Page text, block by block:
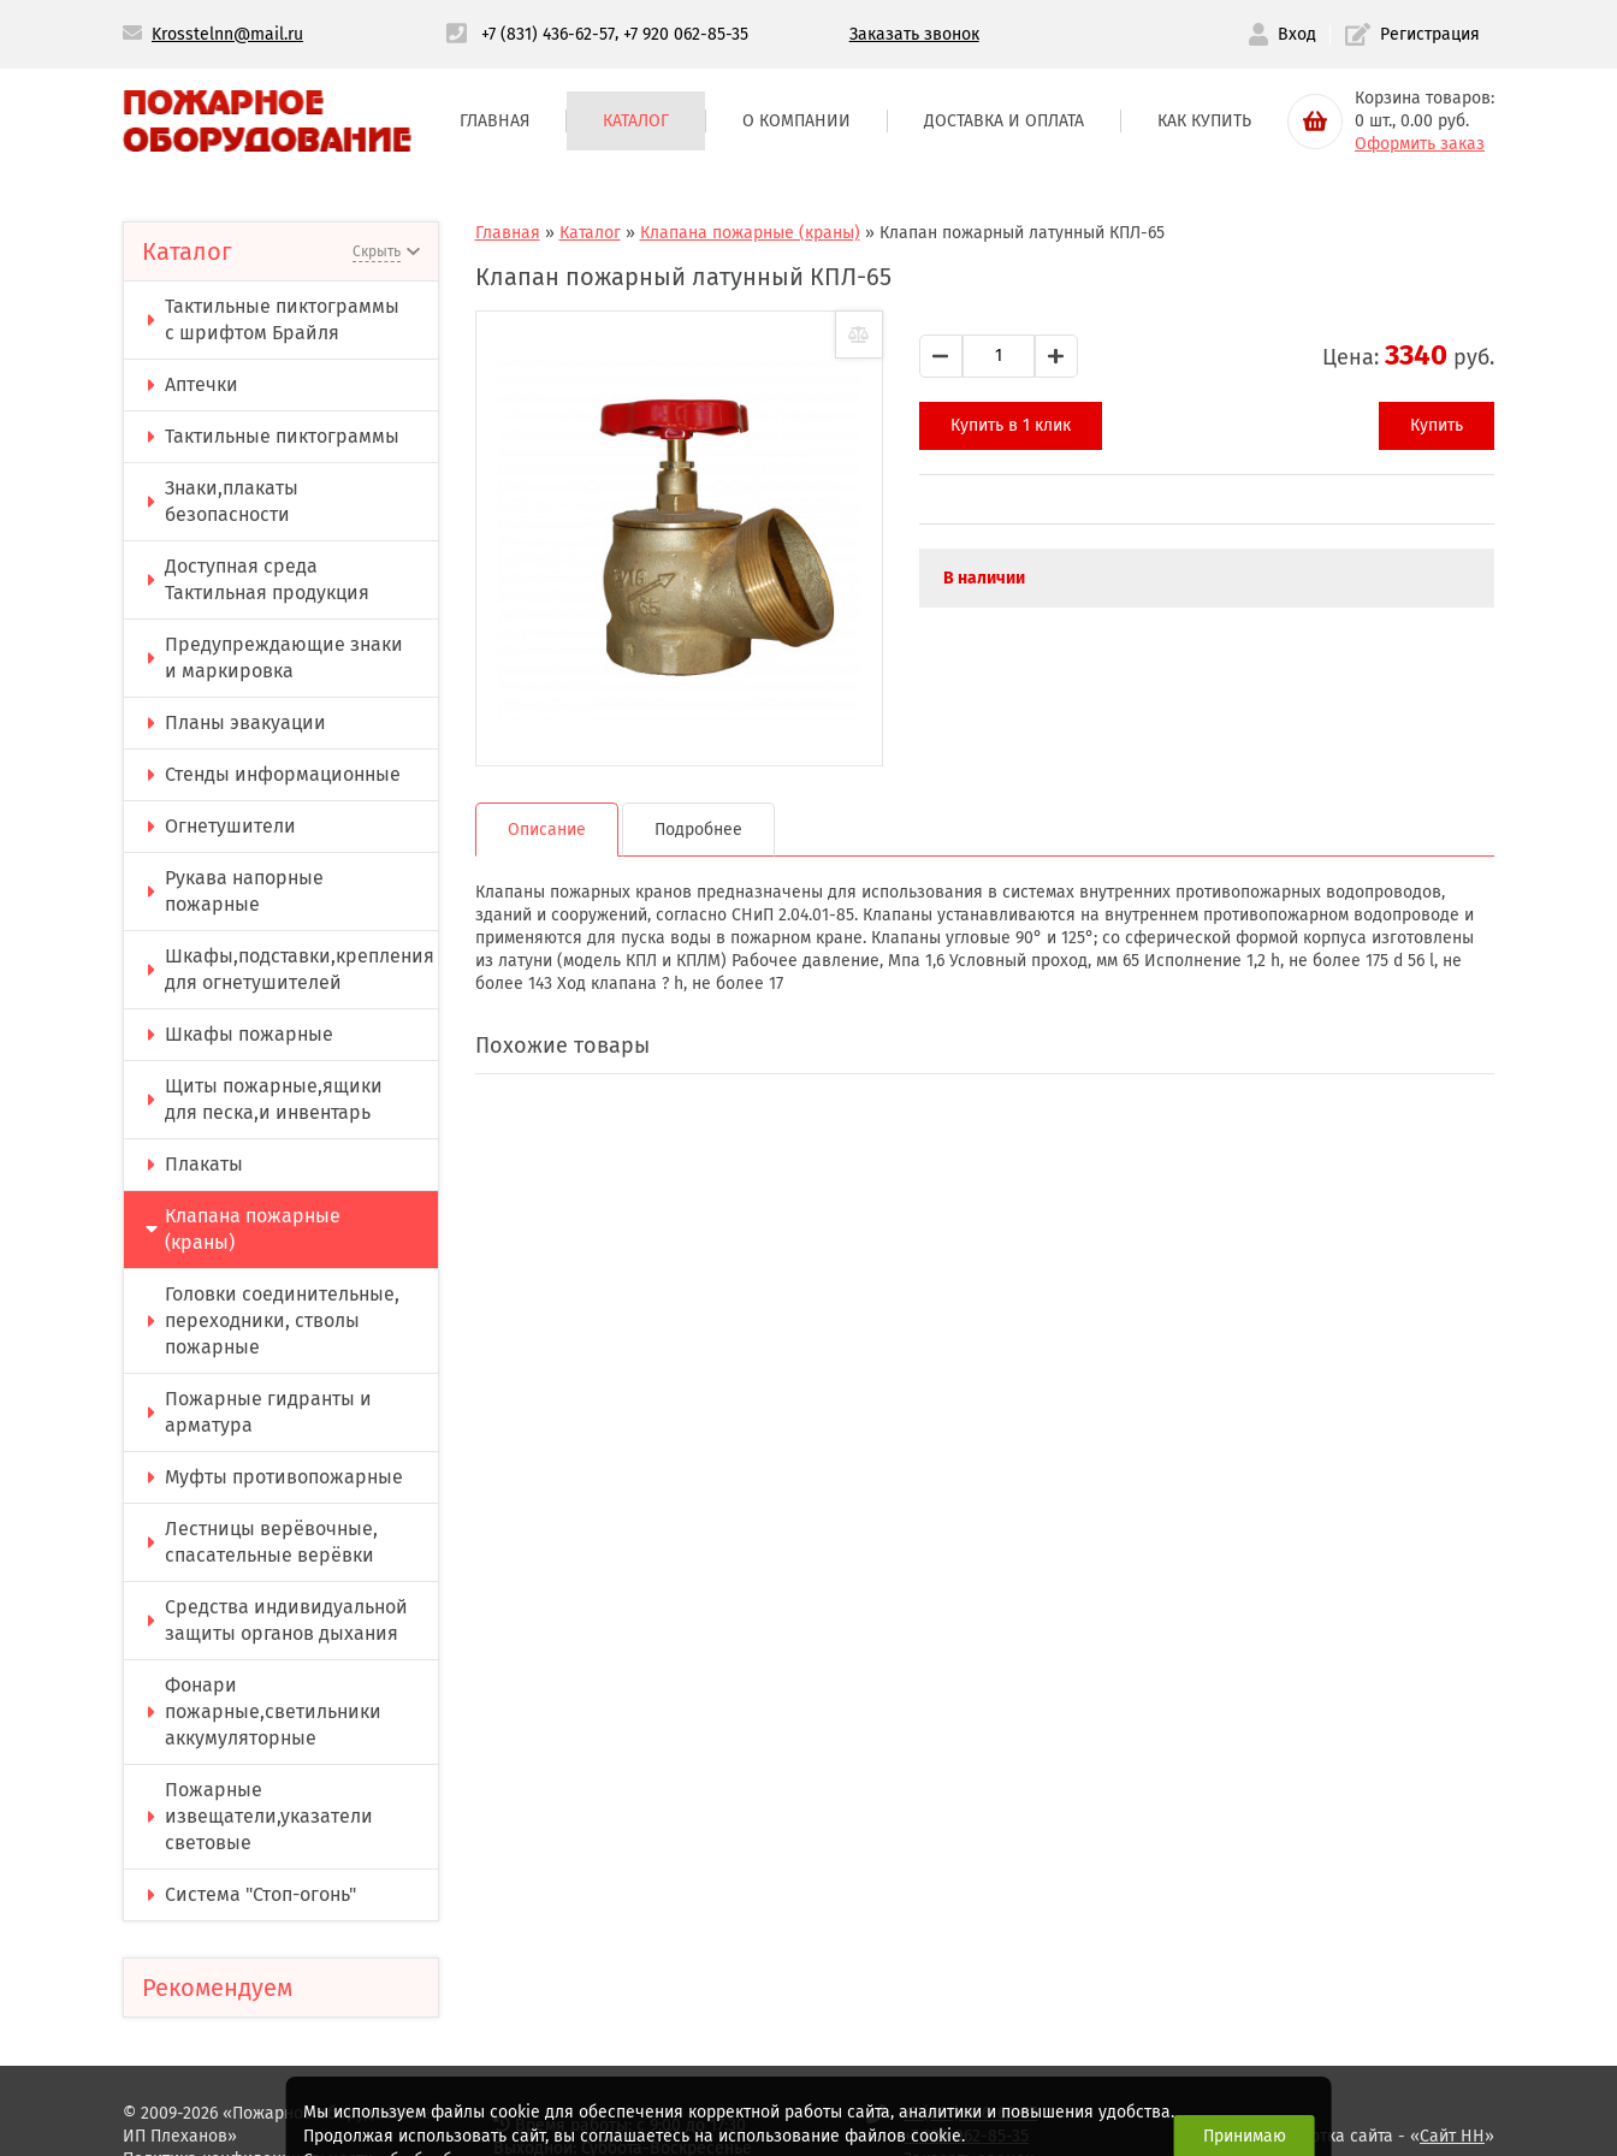
Krosstelnn@mail.ru +7 (831) 436-62-57, +7 920 062-85-35 Заказать звонок Вход Регистрация
ГЛАВНАЯ КАТАЛОГ О КОМПАНИИ ДОСТАВКА И ОПЛАТА КАК КУПИТЬ
Корзина товаров:
0 шт., 0.00 руб.
Оформить заказ
Каталог Скрыть
Тактильные пиктограммы
с шрифтом Брайля
Аптечки
Тактильные пиктограммы
Знаки,плакаты
безопасности
Доступная среда
Тактильная продукция
Предупреждающие знаки
и маркировка
Планы эвакуации
Стенды информационные
Огнетушители
Рукава напорные
пожарные
Шкафы,подставки,крепления
для огнетушителей
Шкафы пожарные
Щиты пожарные,ящики
для песка,и инвентарь
Плакаты
Клапана пожарные
(краны)
Головки соединительные,
переходники, стволы
пожарные
Пожарные гидранты и
арматура
Муфты противопожарные
Лестницы верёвочные,
спасательные верёвки
Средства индивидуальной
защиты органов дыхания
Фонари
пожарные,светильники
аккумуляторные
Пожарные
извещатели,указатели
световые
Система "Стоп-огонь"
Рекомендуем
Главная » Каталог» Клапана пожарные (краны) » Клапан пожарный латунный КПЛ-65
Клапан пожарный латунный КПЛ-65
Цена: 3340 руб.
Купить в 1 клик Купить
В наличии
Описание Подробнее
Клапаны пожарных кранов предназначены для использования в системах внутренних противопожарных водопроводов,
зданий и сооружений, согласно СНиП 2.04.01-85. Клапаны устанавливаются на внутреннем противопожарном водопроводе и
применяются для пуска воды в пожарном кране. Клапаны угловые 90° и 125°; со сферической формой корпуса изготовлены
из латуни (модель КПЛ и КПЛМ) Рабочее давление, Мпа 1,6 Условный проход, мм 65 Исполнение 1,2 h, не более 175 d 56 l, не
более 143 Ход клапана ? h, не более 17
Похожие товары
© 2009-2026 «Пожарное оборудование.
ИП Плеханов»
Время работы: с 9:00 до 17:30
Выходной: Суббота-Воскресенье
+7 (831) 436-62-57
+7 920 062-85-35
Разработка сайта - «Сайт НН»
Мы используем файлы cookie для обеспечения корректной работы сайта, аналитики и повышения удобства.
Продолжая использовать сайт, вы соглашаетесь на использование файлов cookie.
Принимаю